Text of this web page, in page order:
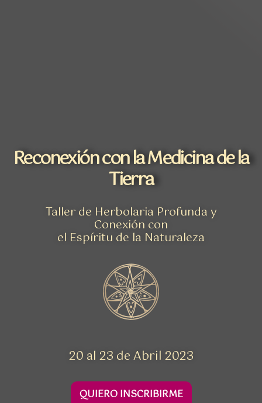
Reconexión con la Medicina de la
Tierra
Taller de Herbolaria Profunda y
Conexión con
el Espíritu de la Naturaleza
20 al 23 de Abril 2023
QUIERO INSCRIBIRME